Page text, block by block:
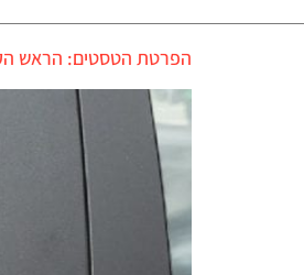
הפרטת הטסטים: הראש